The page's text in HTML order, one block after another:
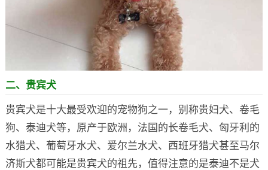
二、贵宾犬
贵宾犬是十大最受欢迎的宠物狗之一，别称贵妇犬、卷毛
狗、泰迪犬等，原产于欧洲，法国的长卷毛犬、匈牙利的
水猎犬、葡萄牙水犬、爱尔兰水犬、西班牙猎犬甚至马尔
济斯犬都可能是贵宾犬的祖先，值得注意的是泰迪不是犬